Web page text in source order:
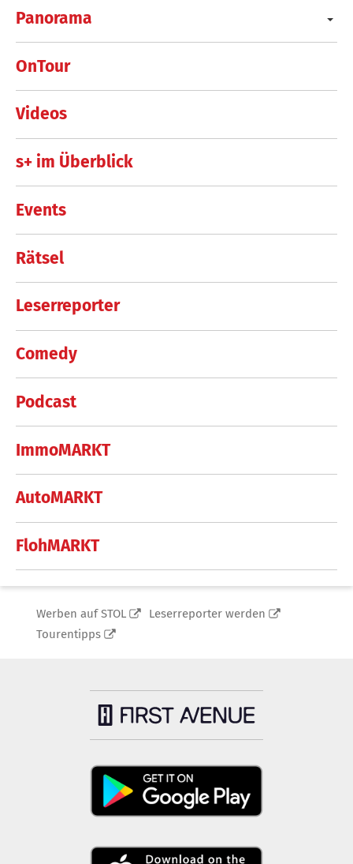
Panorama
OnTour
Videos
s+ im Überblick
Events
Rätsel
Leserreporter
Comedy
Podcast
ImmoMARKT
AutoMARKT
FlohMARKT
Werben auf STOL
Leserreporter werden
Tourentipps